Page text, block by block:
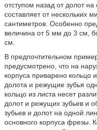
отступом назад от долот
составляет от нескольких
сантиметров. Особенно
величина от 5 мм до 3 см,
см.
В предпочтительном
предусмотрено, что на
корпуса приварено кольцо
долота и режущие зубья
кольцо из листа несет
долот и режущих зубьев и
зубьев и долот на одной
основного корпуса фрезы.